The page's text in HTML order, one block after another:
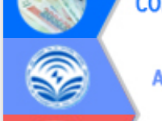
sầu riêng tại Đắk Lắk
Trình diễn nghệ thuật chế biến các
món ăn từ sầu riêng
Đắk Lắk công bố Quy hoạch và xúc
tiến đầu tư tỉnh
Ngành cá ngừ Đắk Lắk chủ động thích
ứng để giữ vững thị trường xuất khẩu